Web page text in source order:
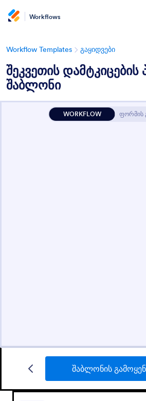
Workflows
Workflow Templates გაყიდვები
შეკვეთის დამტკიცების
შაბლონი
WORKFLOW ფორმის
შაბლონის